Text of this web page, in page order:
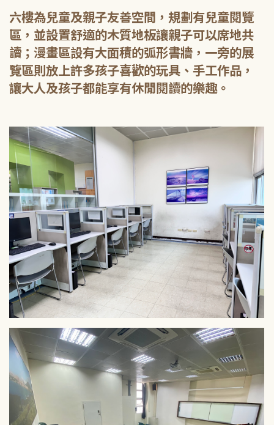
六樓為兒童及親子友善空間，規劃有兒童閱覽
區，並設置舒適的木質地板讓親子可以席地共
讀；漫畫區設有大面積的弧形書牆，一旁的展
覽區則放上許多孩子喜歡的玩具、手工作品，
讓大人及孩子都能享有休閒閱讀的樂趣。